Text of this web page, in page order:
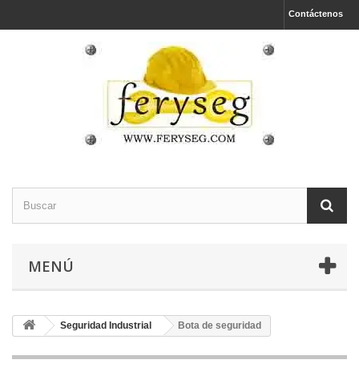
Contáctenos
MENÚ
Seguridad Industrial Bota de seguridad